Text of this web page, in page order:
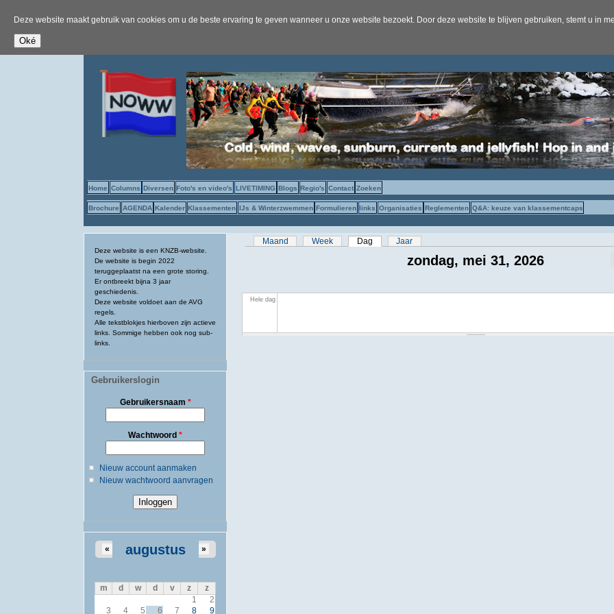
Deze website maakt gebruik van cookies om u de beste ervaring te geven wanneer u onze website bezoekt. Door deze website te blijven gebruiken, stemt u in
Home Columns Diversen Foto's en video's LIVETIMING Blogs Regio's Contact Zoeken
Brochure AGENDA Kalender Klassementen IJs & Winterzwemmen Formulieren links Organisaties Reglementen Q&A: keuze van klassementcaps
Deze website is een KNZB-website.
De website is begin 2022
teruggeplaatst na een grote storing.
Er ontbreekt bijna 3 jaar
geschiedenis.
Deze website voldoet aan de AVG
regels.
Alle tekstblokjes hierboven zijn actieve
links. Sommige hebben ook nog sub-
links.
Gebruikerslogin
Gebruikersnaam *
Wachtwoord *
Nieuw account aanmaken
Nieuw wachtwoord aanvragen
augustus
« »
m d w d v z
z
1
2
3
4 5 6 7 8
9
Primaire tabs
Maand Week Dag (actieve tabblad)
Jaar
zondag, mei 31, 2026
Hele dag